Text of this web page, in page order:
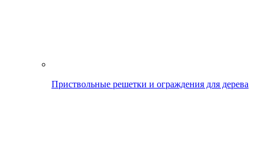
Приствольные решетки и ограждения для дерева